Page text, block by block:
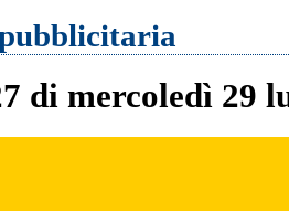
di mercoledì 29